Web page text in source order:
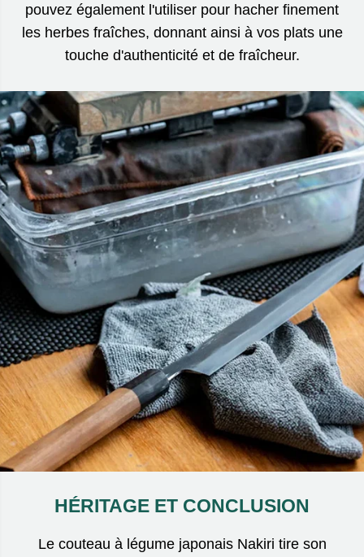
pouvez également l'utiliser pour hacher finement
les herbes fraîches, donnant ainsi à vos plats une
touche d'authenticité et de fraîcheur.
HÉRITAGE ET CONCLUSION
Le couteau à légume japonais Nakiri tire son